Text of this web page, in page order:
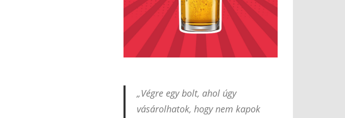
„Végre egy bolt, ahol úgy
vásárolhatok, hogy nem kapok